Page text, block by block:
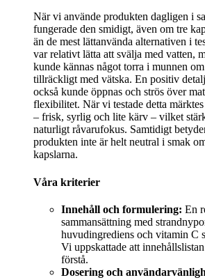
När vi använde produkten dagligen i
fungerade den smidigt, även om tre
än de mest lättanvända alternativen i
var relativt lätta att svälja med vatten,
kunde kännas något torra i munnen
tillräckligt med vätska. En positiv
också kunde öppnas och strös över
flexibilitet. När vi testade detta
– frisk, syrlig och lite kärv – vilket
naturligt råvarufokus. Samtidigt
produkten inte är helt neutral i smak
kapslarna.
Våra kriterier
Innehåll och formulering: En
sammansättning med
huvudingrediens och vitamin C
Vi uppskattade att
förstå.
Dosering och